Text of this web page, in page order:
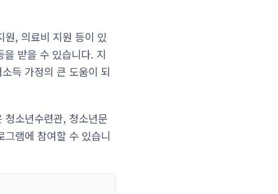
원, 의료비 지원 등이 있
받을 수 있습니다. 지
득 가정의 큰 도움이 되
청소년수련관, 청소년문
램에 참여할 수 있습니